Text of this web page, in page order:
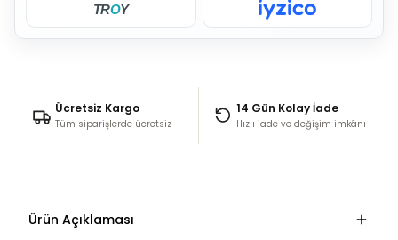
TROY
Ücretsiz Kargo
Tüm siparişlerde ücretsiz
14 Gün Kolay İade
Hızlı iade ve değişim imkânı
Ürün Açıklaması